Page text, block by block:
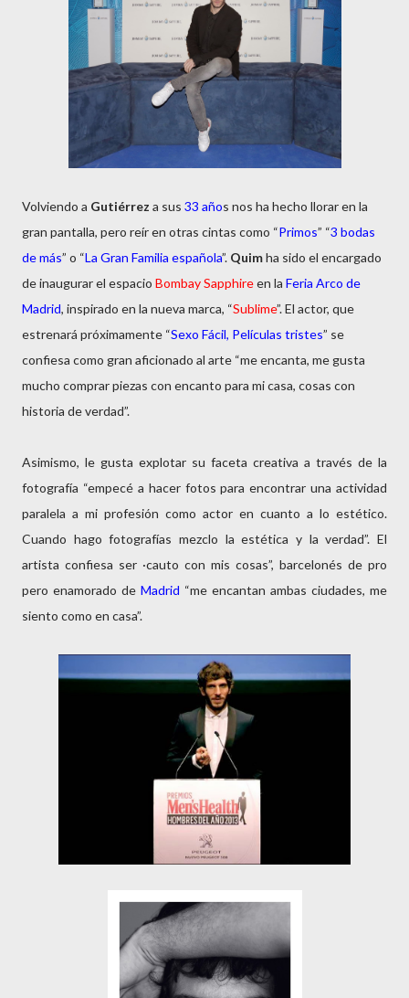
Volviendo a Gutiérrez a sus 33 años nos ha hecho llorar en la
gran pantalla, pero reír en otras cintas como “Primos” “3 bodas
de más” o “La Gran Familia española”. Quimha sido el encargado
de inaugurar el espacio Bombay Sapphireen la Feria Arco de
Madrid, inspirado en la nueva marca, “Sublime”. El actor, que
estrenará próximamente “Sexo Fácil, Películas tristes” se
confiesa como gran aficionado al arte “me encanta, me gusta
mucho comprar piezas con encanto para mi casa, cosas con
historia de verdad”.
Asimismo, le gusta explotar su faceta creativa a través de la
fotografía “empecé a hacer fotos para encontrar una actividad
paralela a mi profesión como actor en cuanto a lo estético.
Cuando hago fotografías mezclo la estética y la verdad”. El
artista confiesa ser ·cauto con mis cosas”, barcelonés de pro
pero enamorado de Madrid “me encantan ambas ciudades, me
siento como en casa”.